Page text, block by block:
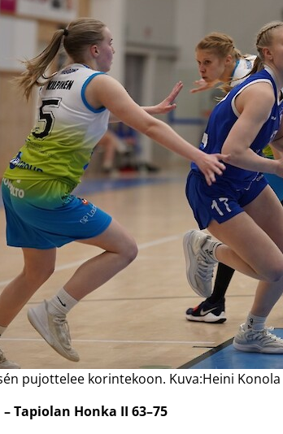
pujottelee korintekoon. Kuva:Heini Konola
Tapiolan Honka II 63–75